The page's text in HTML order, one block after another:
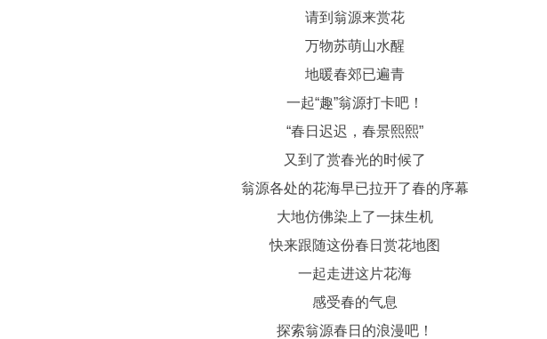
请到翁源来赏花
万物苏萌山水醒
地暖春郊已遍青
一起“趣”翁源打卡吧！
“春日迟迟，春景熙熙”
又到了赏春光的时候了
翁源各处的花海早已拉开了春的序幕
大地仿佛染上了一抹生机
快来跟随这份春日赏花地图
一起走进这片花海
感受春的气息
探索翁源春日的浪漫吧！